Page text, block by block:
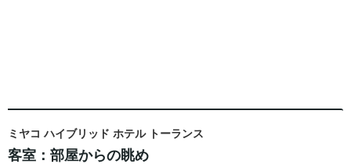
ミヤコ ハイブリッド ホテル トーランス
客室：部屋からの眺め